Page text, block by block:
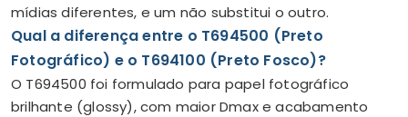
mídias diferentes, e um não substitui o outro.
Qual a diferença entre o T694500 (Preto
Fotográfico) e o T694100 (Preto Fosco)?
O T694500 foi formulado para papel fotográfico
brilhante (glossy), com maior Dmax e acabamento